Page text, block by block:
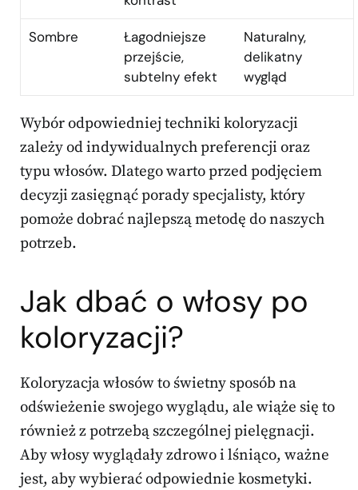
Sombre
Łagodniejsze
przejście,
subtelny efekt
Naturalny,
delikatny
wygląd
Wybór odpowiedniej techniki koloryzacji
zależy od indywidualnych preferencji oraz
typu włosów. Dlatego warto przed podjęciem
decyzji zasięgnąć porady specjalisty, który
pomoże dobrać najlepszą metodę do naszych
potrzeb.
Jak dbać o włosy po
koloryzacji?
Koloryzacja włosów to świetny sposób na
odświeżenie swojego wyglądu, ale wiąże się to
również z potrzebą szczególnej pielęgnacji.
Aby włosy wyglądały zdrowo i lśniąco, ważne
jest, aby wybierać odpowiednie kosmetyki.